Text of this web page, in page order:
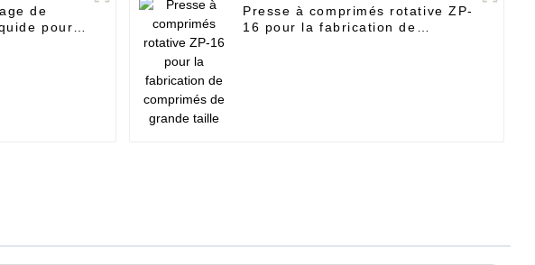
de
pour
Presse à comprimés rotative ZP-
16 pour la fabrication de